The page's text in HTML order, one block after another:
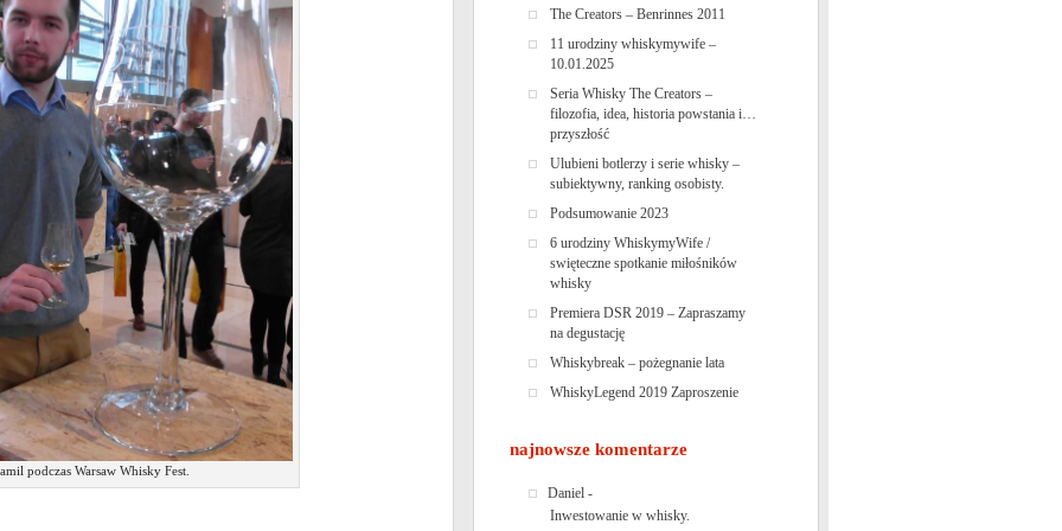
podczas Warsaw Whisky Fest.
The Creators – Benrinnes 2011
11 urodziny whiskymywife –
10.01.2025
Seria Whisky The Creators –
filozofia, idea, historia powstania i…
przyszłość
Ulubieni botlerzy i serie whisky –
subiektywny, ranking osobisty.
Podsumowanie 2023
6 urodziny WhiskymyWife /
swięteczne spotkanie miłośników
whisky
Premiera DSR 2019 – Zapraszamy
na degustację
Whiskybreak – pożegnanie lata
WhiskyLegend 2019 Zaproszenie
najnowsze komentarze
Daniel -
Inwestowanie w whisky.